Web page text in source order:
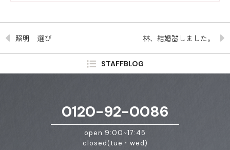
照明 選び 林、結婚💒しました。
STAFFBLOG
0120-92-0086
open 9:00~17:45
closed(tue・wed)